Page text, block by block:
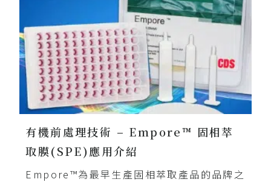
有機前處理技術 – Empore™ 固相萃
取膜(SPE)應用介紹
Empore™為最早生產固相萃取產品的品牌之